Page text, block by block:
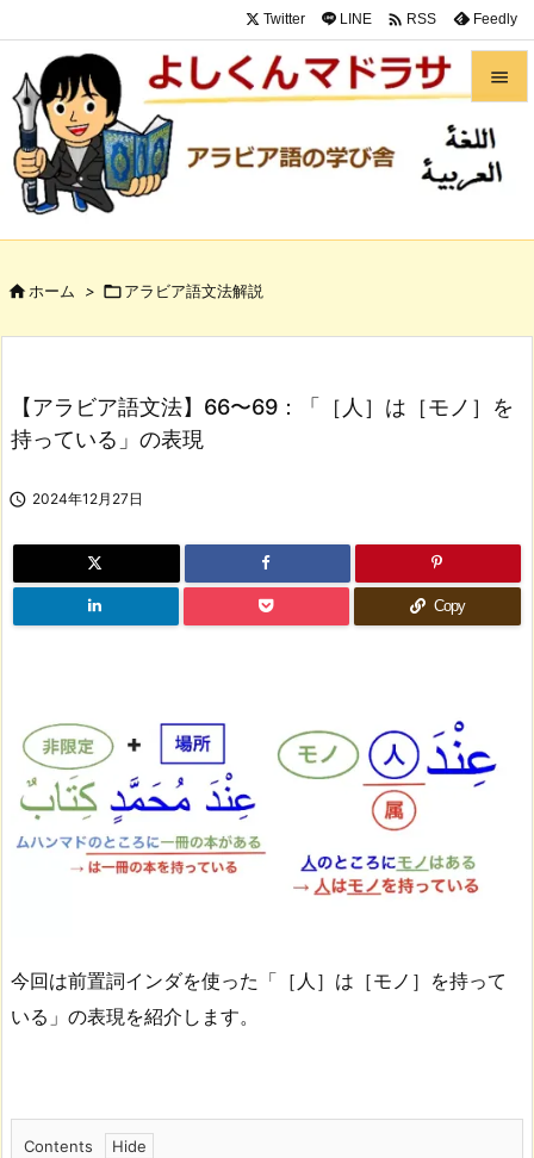


メニュ


次へ
検索
Twitter LINE  RSS Feedly
ホーム > アラビア語文法解説
【アラビア語文法】66〜69：「［人］は［モノ］を
持っている」の表現
 2024年12月27日
Copy
今回は前置詞インダを使った「［人］は［モノ］を持って
いる」の表現を紹介します。
Contents